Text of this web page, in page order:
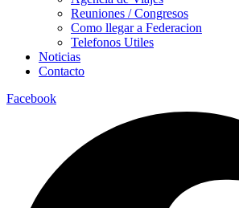
Reuniones / Congresos
Como llegar a Federacion
Telefonos Utiles
Noticias
Contacto
Facebook